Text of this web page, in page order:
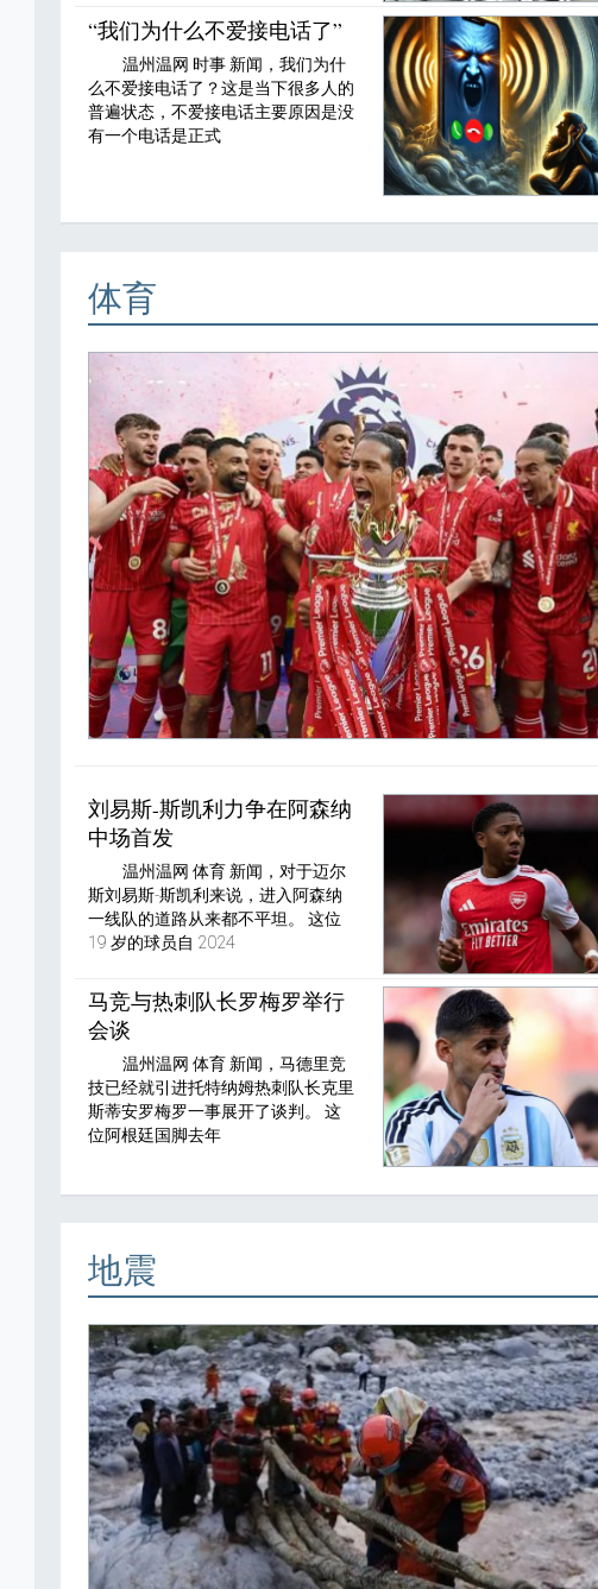
“我们为什么不爱接电话了”
温州温网 时事 新闻，我们为什
么不爱接电话了？这是当下很多人的
普遍状态，不爱接电话主要原因是没
有一个电话是正式
体育
刘易斯-斯凯利力争在阿森纳
中场首发
温州温网 体育 新闻，对于迈尔
斯刘易斯-斯凯利来说，进入阿森纳
一线队的道路从来都不平坦。 这位
19 岁的球员自 2024
马竞与热刺队长罗梅罗举行
会谈
温州温网 体育 新闻，马德里竞
技已经就引进托特纳姆热刺队长克里
斯蒂安罗梅罗一事展开了谈判。 这
位阿根廷国脚去年
地震